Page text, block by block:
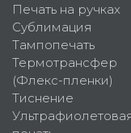
Печать на ручках
Сублимация
Тампопечать
Термотрансфер
(Флекс-пленки)
Тиснение